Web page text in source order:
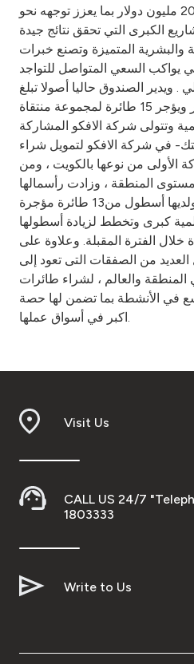
للطيران ورأسماله 200 مليون دولار بما يعزز توجهه نحو
الكبرى التي تحقق نتائج جيدة
والبشرية المتميزة وتصنع خبرات
السعي المتواصل للتواجد
. ويدير الصندوق حاليا أصولا تبلغ
قيمتها نحو 800 مليون دولار ويؤجر 15 طائرة لمجموعة منتقاة
وتتولى شركة الافكو المشاركة
في شركة الافكو لتمويل شراء
الأولى من نوعها بالكويت ، ومن
المنطقة ، وزادت رأسمالها
مؤخرا إلى 100 مليون دينار ولديها أسطول من13 طائرة مؤجرة
كبرى وتخطط لزيادة أسطولها
الفترة المقبلة. وعلاوة على
من الصفقات التى تعود إلى
والعالم ، لشراء طائرات
في الأنشطة بما تضمن لها حصة
اكبر في أسواق عملها.
Visit Us
CALL US 24/7
1803333
Write to Us